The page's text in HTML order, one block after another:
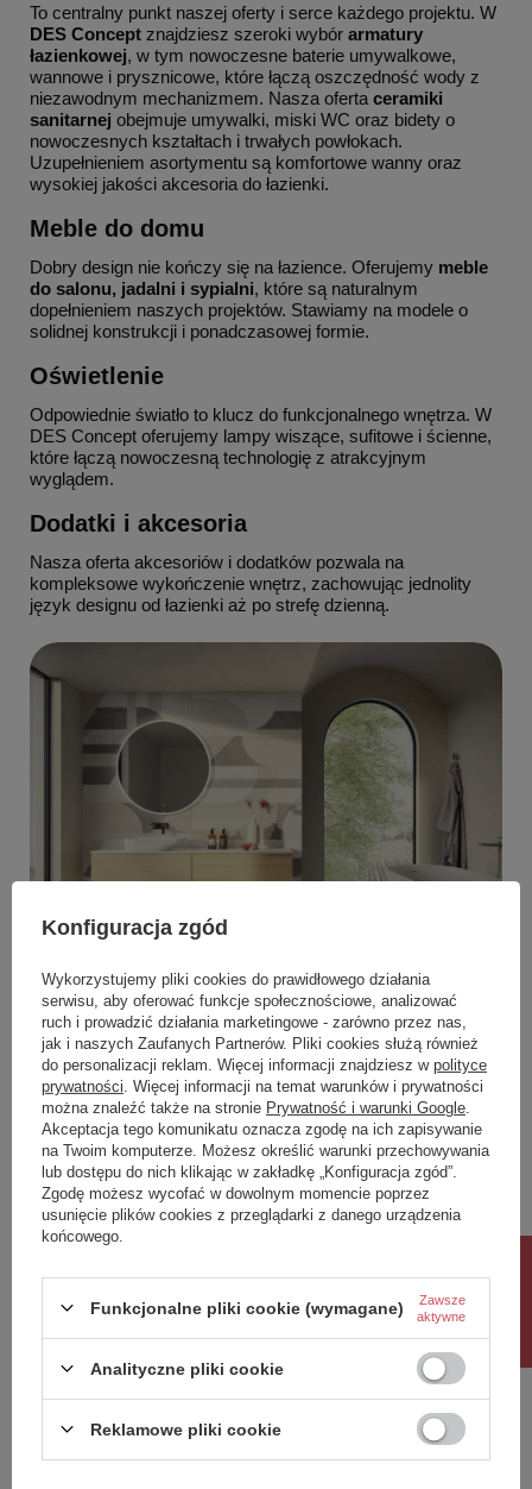
To centralny punkt naszej oferty i serce każdego projektu. W
DES Concept znajdziesz szeroki wybór armatury
łazienkowej, w tym nowoczesne baterie umywalkowe,
wannowe i prysznicowe, które łączą oszczędność wody z
niezawodnym mechanizmem. Nasza oferta ceramiki
sanitarnej obejmuje umywalki, miski WC oraz bidety o
nowoczesnych kształtach i trwałych powłokach.
Uzupełnieniem asortymentu są komfortowe wanny oraz
wysokiej jakości akcesoria do łazienki.
Meble do domu
Dobry design nie kończy się na łazience. Oferujemy meble
do salonu, jadalni i sypialni, które są naturalnym
dopełnieniem naszych projektów. Stawiamy na modele o
solidnej konstrukcji i ponadczasowej formie.
Oświetlenie
Odpowiednie światło to klucz do funkcjonalnego wnętrza. W
DES Concept oferujemy lampy wiszące, sufitowe i ścienne,
które łączą nowoczesną technologię z atrakcyjnym
wyglądem.
Dodatki i akcesoria
Nasza oferta akcesoriów i dodatków pozwala na
kompleksowe wykończenie wnętrz, zachowując jednolity
język designu od łazienki aż po strefę dzienną.
Konfiguracja zgód
Wykorzystujemy pliki cookies do prawidłowego działania
serwisu, aby oferować funkcje społecznościowe, analizować
ruch i prowadzić działania marketingowe - zarówno przez nas,
jak i naszych Zaufanych Partnerów. Pliki cookies służą również
do personalizacji reklam. Więcej informacji znajdziesz w polityce
prywatności . Więcej informacji na temat warunków i prywatności
można znaleźć także na stronie Prywatność i warunki Google
Akceptacja tego komunikatu oznacza zgodę na ich zapisywanie
na Twoim komputerze. Możesz określić warunki przechowywania
lub dostępu do nich klikając w zakładkę „Konfiguracja zgód”.
Zgodę możesz wycofać w dowolnym momencie poprzez
usunięcie plików cookies z przeglądarki z danego urządzenia
końcowego.
Funkcjonalne pliki cookie (wymagane)
Zawsze
aktywne
Analityczne pliki cookie
Reklamowe pliki cookie